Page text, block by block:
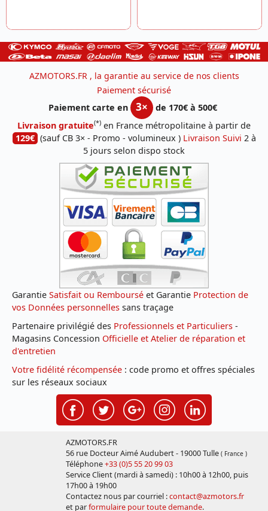
AZMOTORS.FR , la garantie au service de nos clients
Paiement sécurisé
Paiement carte en
3×
de 170€ à 500€
Livraison gratuite(*) en France métropolitaine à partir de
129€ (sauf CB 3× - Promo - volumineux ) Livraison Suivi 2 à
5 jours selon dispo stock
Garantie Satisfait ou Remboursé et Garantie Protection de
vos Données personnelles sans traçage
Partenaire privilégié des Professionnels et Particuliers -
Magasins Concession Officielle et Atelier de réparation et
d'entretien
Votre fidélité récompensée : code promo et offres spéciales
sur les réseaux sociaux
AZMOTORS.FR
56 rue Docteur Aimé Audubert - 19000 Tulle ( France )
Téléphone+33 (0)5 55 20 99 03
Service Client (mardi à samedi) : 10h00 à 12h00, puis
17h00 à 19h00
Contactez nous par courriel :contact@azmotors.fr
et parformulaire pour toute demande.